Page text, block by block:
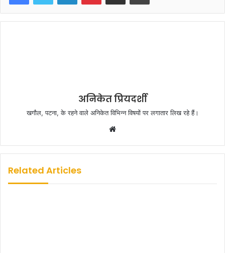
अनिकेत प्रियदर्शी
खगौल, पटना, के रहने वाले अनिकेत विभिन्न विषयों पर लगातार लिख रहे हैं।
b
Related Articles